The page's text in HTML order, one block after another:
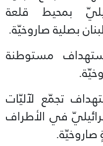
بمحيط قلعة
بصلية صاروخيّة.
السّاعة 09:30 استهداف مستوطنة
10:00 استهداف تجمّع لآليّات
في الأطراف
صاروخيّة.